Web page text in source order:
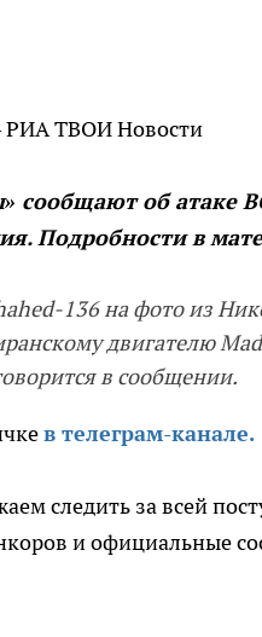
ТВОИ Новости
сообщают об атаке
Подробности в
136 на фото из
двигателю
в сообщении.
в телеграм-канале.
следить за всей
и официальные